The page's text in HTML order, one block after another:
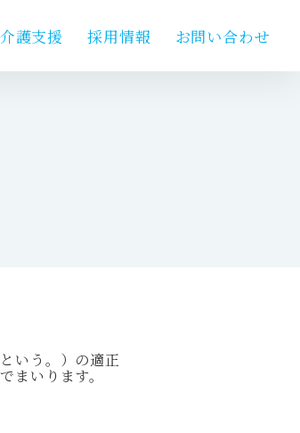
護支援 採用情報 お問い合わせ
いう。）の適正
まいります。